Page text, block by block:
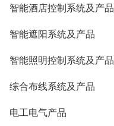
智能酒店控制系统及产品
智能遮阳系统及产品
智能照明控制系统及产品
综合布线系统及产品
电工电气产品